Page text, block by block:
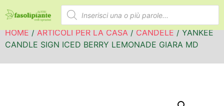
HOME/ARTICOLI PER LA CASA/CANDELE/ YANKEE
CANDLE SIGN ICED BERRY LEMONADE GIARA MD